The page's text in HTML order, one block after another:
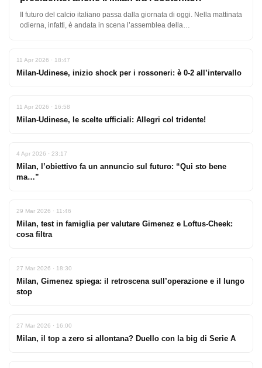
Il futuro del calcio italiano passa dalla giornata di oggi. Nella mattinata
odierna, infatti, è andata in scena l’assemblea della…
11 Apr 2026 · 18:47
Milan-Udinese, inizio shock per i rossoneri: è 0-2 all’intervallo
11 Apr 2026 · 16:58
Milan-Udinese, le scelte ufficiali: Allegri col tridente!
4 Apr 2026 · 23:17
Milan, l’obiettivo fa un annuncio sul futuro: “Qui sto bene
ma…”
29 Mar 2026 · 11:46
Milan, test in famiglia per valutare Gimenez e Loftus-Cheek:
cosa filtra
27 Mar 2026 · 18:30
Milan, Gimenez spiega: il retroscena sull’operazione e il lungo
stop
27 Mar 2026 · 16:00
Milan, il top a zero si allontana? Duello con la big di Serie A